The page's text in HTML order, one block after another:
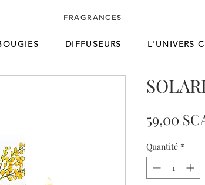
FRAGRANCES
DIFFUSEURS L'UNIVERS
59,00
Quantité *